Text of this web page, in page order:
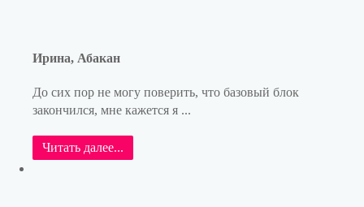
Ирина, Абакан
До сих пор не могу поверить, что базовый блок
закончился, мне кажется я ...
Читать далее...